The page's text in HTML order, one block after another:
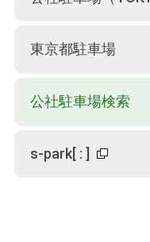
東京都駐車場
公社駐車場検索
s-park[: ]